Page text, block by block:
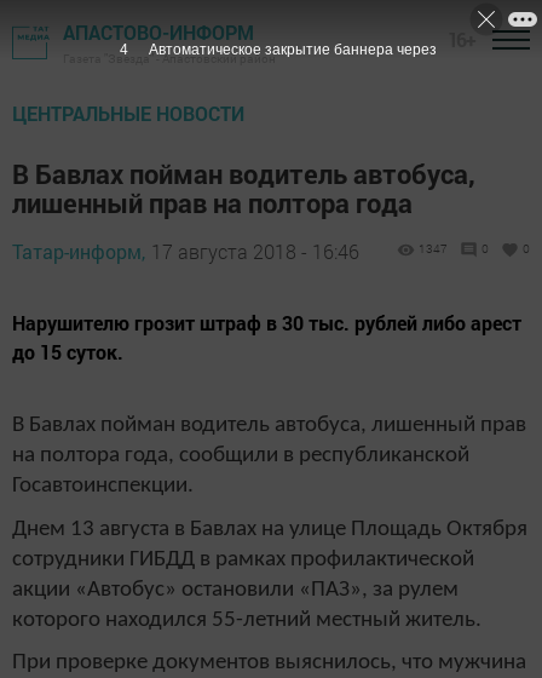
АПАСТОВО-ИНФОРМ
Газета "Звезда" - Апастовский район
ЦЕНТРАЛЬНЫЕ НОВОСТИ
В Бавлах пойман водитель автобуса,
лишенный прав на полтора года
Татар-информ, 17 августа 2018 - 16:46 1347 0 0
Нарушителю грозит штраф в 30 тыс. рублей либо арест
до 15 суток.
В Бавлах пойман водитель автобуса, лишенный прав
на полтора года, сообщили в республиканской
Госавтоинспекции.
Днем 13 августа в Бавлах на улице Площадь Октября
сотрудники ГИБДД в рамках профилактической
акции «Автобус» остановили «ПАЗ», за рулем
которого находился 55-летний местный житель.
При проверке документов выяснилось, что мужчина
3 Автоматическое закрытие баннера через